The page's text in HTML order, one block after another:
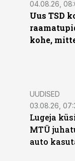
04.08.26,
Uus TSD
kohe,
UUDISED
03.08.26,
Lugeja
MTÜ
auto